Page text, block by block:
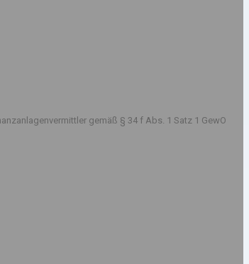
gemäß § 34 f Abs. 1 Satz 1 GewO